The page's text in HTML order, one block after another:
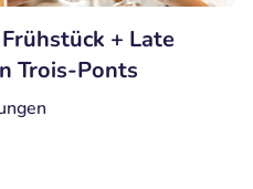
+ Late
Trois-Ponts